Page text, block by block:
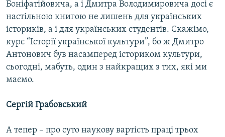
Боніфатійовича, а і Дмитра Володимировича досі є
настільною книгою не лишень для українських
істориків, а і для українських студентів. Скажімо,
курс “Історії української культури”, бо ж Дмитро
Антонович був насамперед істориком культури,
сьогодні, мабуть, один з найкращих з тих, які ми
маємо.
Сергій Грабовський
А тепер – про суто наукову вартість праці трьох